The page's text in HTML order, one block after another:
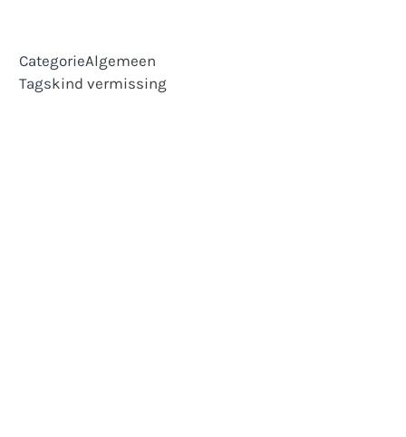
CategorieAlgemeen
Tagskind vermissing